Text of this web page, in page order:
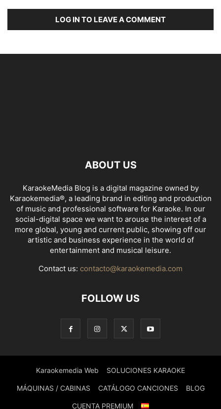
LOG IN TO LEAVE A COMMENT
ABOUT US
KaraokeMedia Blog is a digital magazine owned by
Karaokemedia®, a leading brand in editing and production
of music and professional software for Karaoke. In our
social-digital space we want to arouse the interest of a
more global, young and current public, showing off our
artistic and business experience in the world of
entertainment and musical leisure.
Contact us: contacto@karaokemedia.com
FOLLOW US
Karaokemedia Web SOLUCIONES KARAOKE
MÁQUINAS / CABINAS CATÁLOGO CANCIONES BLOG
CUENTA PREMIUM